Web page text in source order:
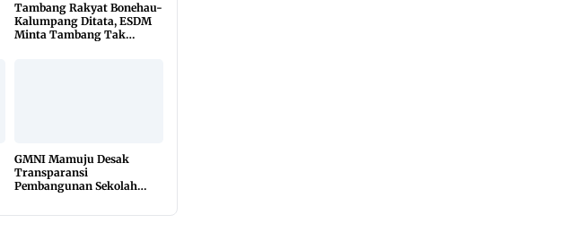
Tambang Rakyat Bonehau-
Kalumpang Ditata, ESDM
Minta Tambang Tak
GMNI Mamuju Desak
Transparansi
Pembangunan Sekolah
Material Dibuka